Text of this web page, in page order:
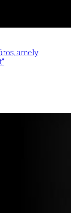
amely